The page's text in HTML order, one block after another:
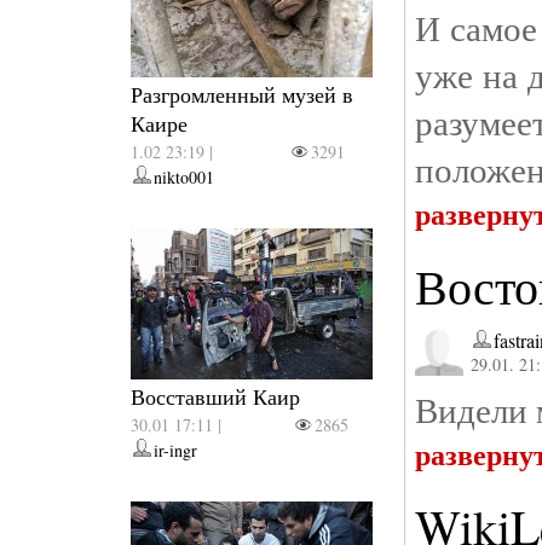
Разгромленный музей в
Каире
1.02 23:19 |
3291
nikto001
Восставший Каир
30.01 17:11 |
2865
ir-ingr
И
уже на
29.01.